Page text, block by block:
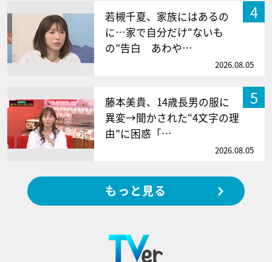
4
若槻千夏、家族にはあるの
に…家で自分だけ“ないも
の”告白 あわや…
2026.08.05
5
藤本美貴、14歳長男の服に
異変→聞かされた“4文字の理
由”に困惑「…
2026.08.05
もっと見る